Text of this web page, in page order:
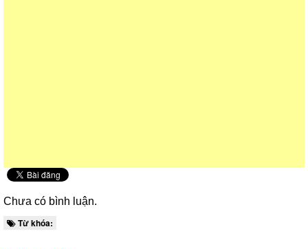
Chưa có bình luận.
Từ khóa: